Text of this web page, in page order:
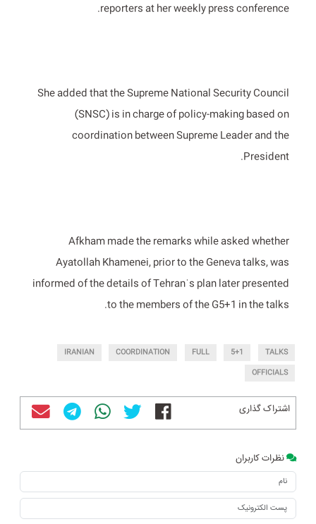
reporters at her weekly press conference.
She added that the Supreme National Security Council
(SNSC) is in charge of policy-making based on
coordination between Supreme Leader and the
President.
Afkham made the remarks while asked whether
Ayatollah Khamenei, prior to the Geneva talks, was
informed of the details of Tehranˈs plan later presented
to the members of the G5+1 in the talks.
TALKS
5+1
FULL
COORDINATION
IRANIAN
OFFICIALS
اشتراک گذاری
نظرات کاربران